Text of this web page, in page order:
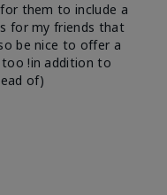
them to include a
for my friends that
be nice to offer a
!in addition to
of)